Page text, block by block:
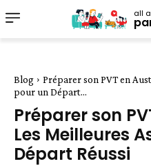
all
Blog
Préparer son PVT en
pour un Départ...
Préparer son
Les Meilleures
Départ Réussi